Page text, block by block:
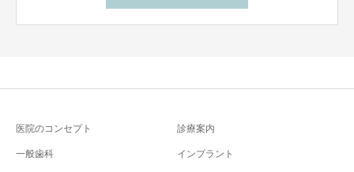
医院のコンセプト
診療案内
一般歯科
インプラント